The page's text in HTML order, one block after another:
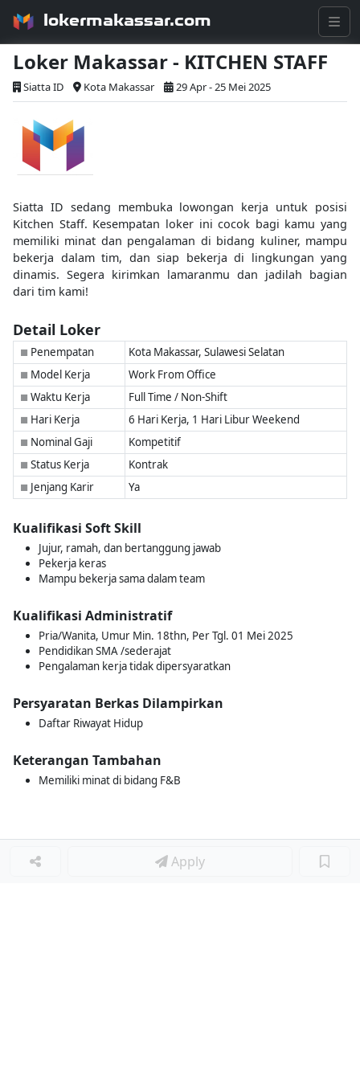
lokermakassar.com
Loker Makassar - KITCHEN STAFF
Siatta ID Kota Makassar 29 Apr - 25 Mei 2025
Siatta ID sedang membuka lowongan kerja untuk posisi
Kitchen Staff. Kesempatan loker ini cocok bagi kamu yang
memiliki minat dan pengalaman di bidang kuliner, mampu
bekerja dalam tim, dan siap bekerja di lingkungan yang
dinamis. Segera kirimkan lamaranmu dan jadilah bagian
dari tim kami!
Detail Loker
■ Penempatan Kota Makassar, Sulawesi Selatan
■ Model Kerja Work From Office
■ Waktu Kerja Full Time / Non-Shift
■ Hari Kerja 6 Hari Kerja, 1 Hari Libur Weekend
■ Nominal Gaji Kompetitif
■ Status Kerja Kontrak
■ Jenjang Karir Ya
Kualifikasi Soft Skill
Jujur, ramah, dan bertanggung jawab
Pekerja keras
Mampu bekerja sama dalam team
Kualifikasi Administratif
Pria/Wanita, Umur Min. 18thn, Per Tgl. 01 Mei 2025
Pendidikan SMA /sederajat
Pengalaman kerja tidak dipersyaratkan
Persyaratan Berkas Dilampirkan
Daftar Riwayat Hidup
Keterangan Tambahan
Memiliki minat di bidang F&B
Apply